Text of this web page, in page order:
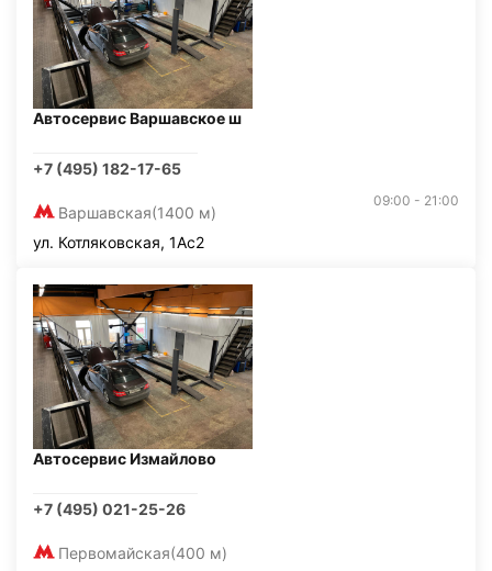
Автосервис Варшавское ш
+7 (495) 182-17-65
Варшавская(1400 м)
09:00 - 21:00
ул. Котляковская, 1Ас2
Автосервис Измайлово
+7 (495) 021-25-26
Первомайская(400 м)